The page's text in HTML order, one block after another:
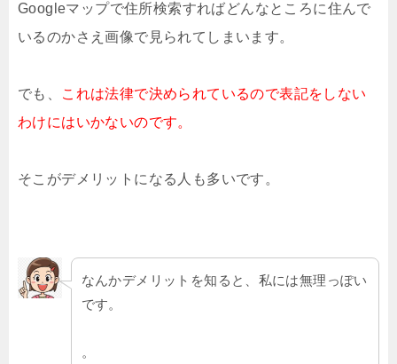
Googleマップで住所検索すればどんなところに住んで
いるのかさえ画像で見られてしまいます。
でも、 これは法律で決められているので表記をしない
わけにはいかないのです。
そこがデメリットになる人も多いです。
なんかデメリットを知ると、私には無理っぽい
です。
。